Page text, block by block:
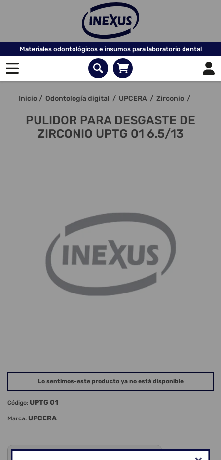
Materiales odontológicos e insumos para laboratorio dental
Inicio / Odontología digital / UPCERA / Zirconio /
PULIDOR PARA DESGASTE DE
ZIRCONIO UPTG 01 6.5/13
Lo sentimos-este producto ya no está disponible
Código: UPTG 01
Marca: UPCERA